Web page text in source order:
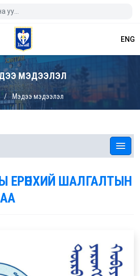
ENG
МЭДЭЭЛЭЛ
Мэдээ мэдээлэл
ЕРӨНХИЙ ШАЛГАЛТЫН